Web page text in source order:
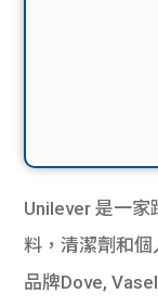
Unilever 是一
料，清潔劑和
品牌Dove,